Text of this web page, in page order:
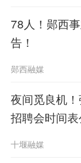
正，无违
4.车
及以上机
能熟练驾
驾驶。
5.能
78人！郧西
告！
郧西融媒
夜间觅良机
招聘会时间
十堰融媒